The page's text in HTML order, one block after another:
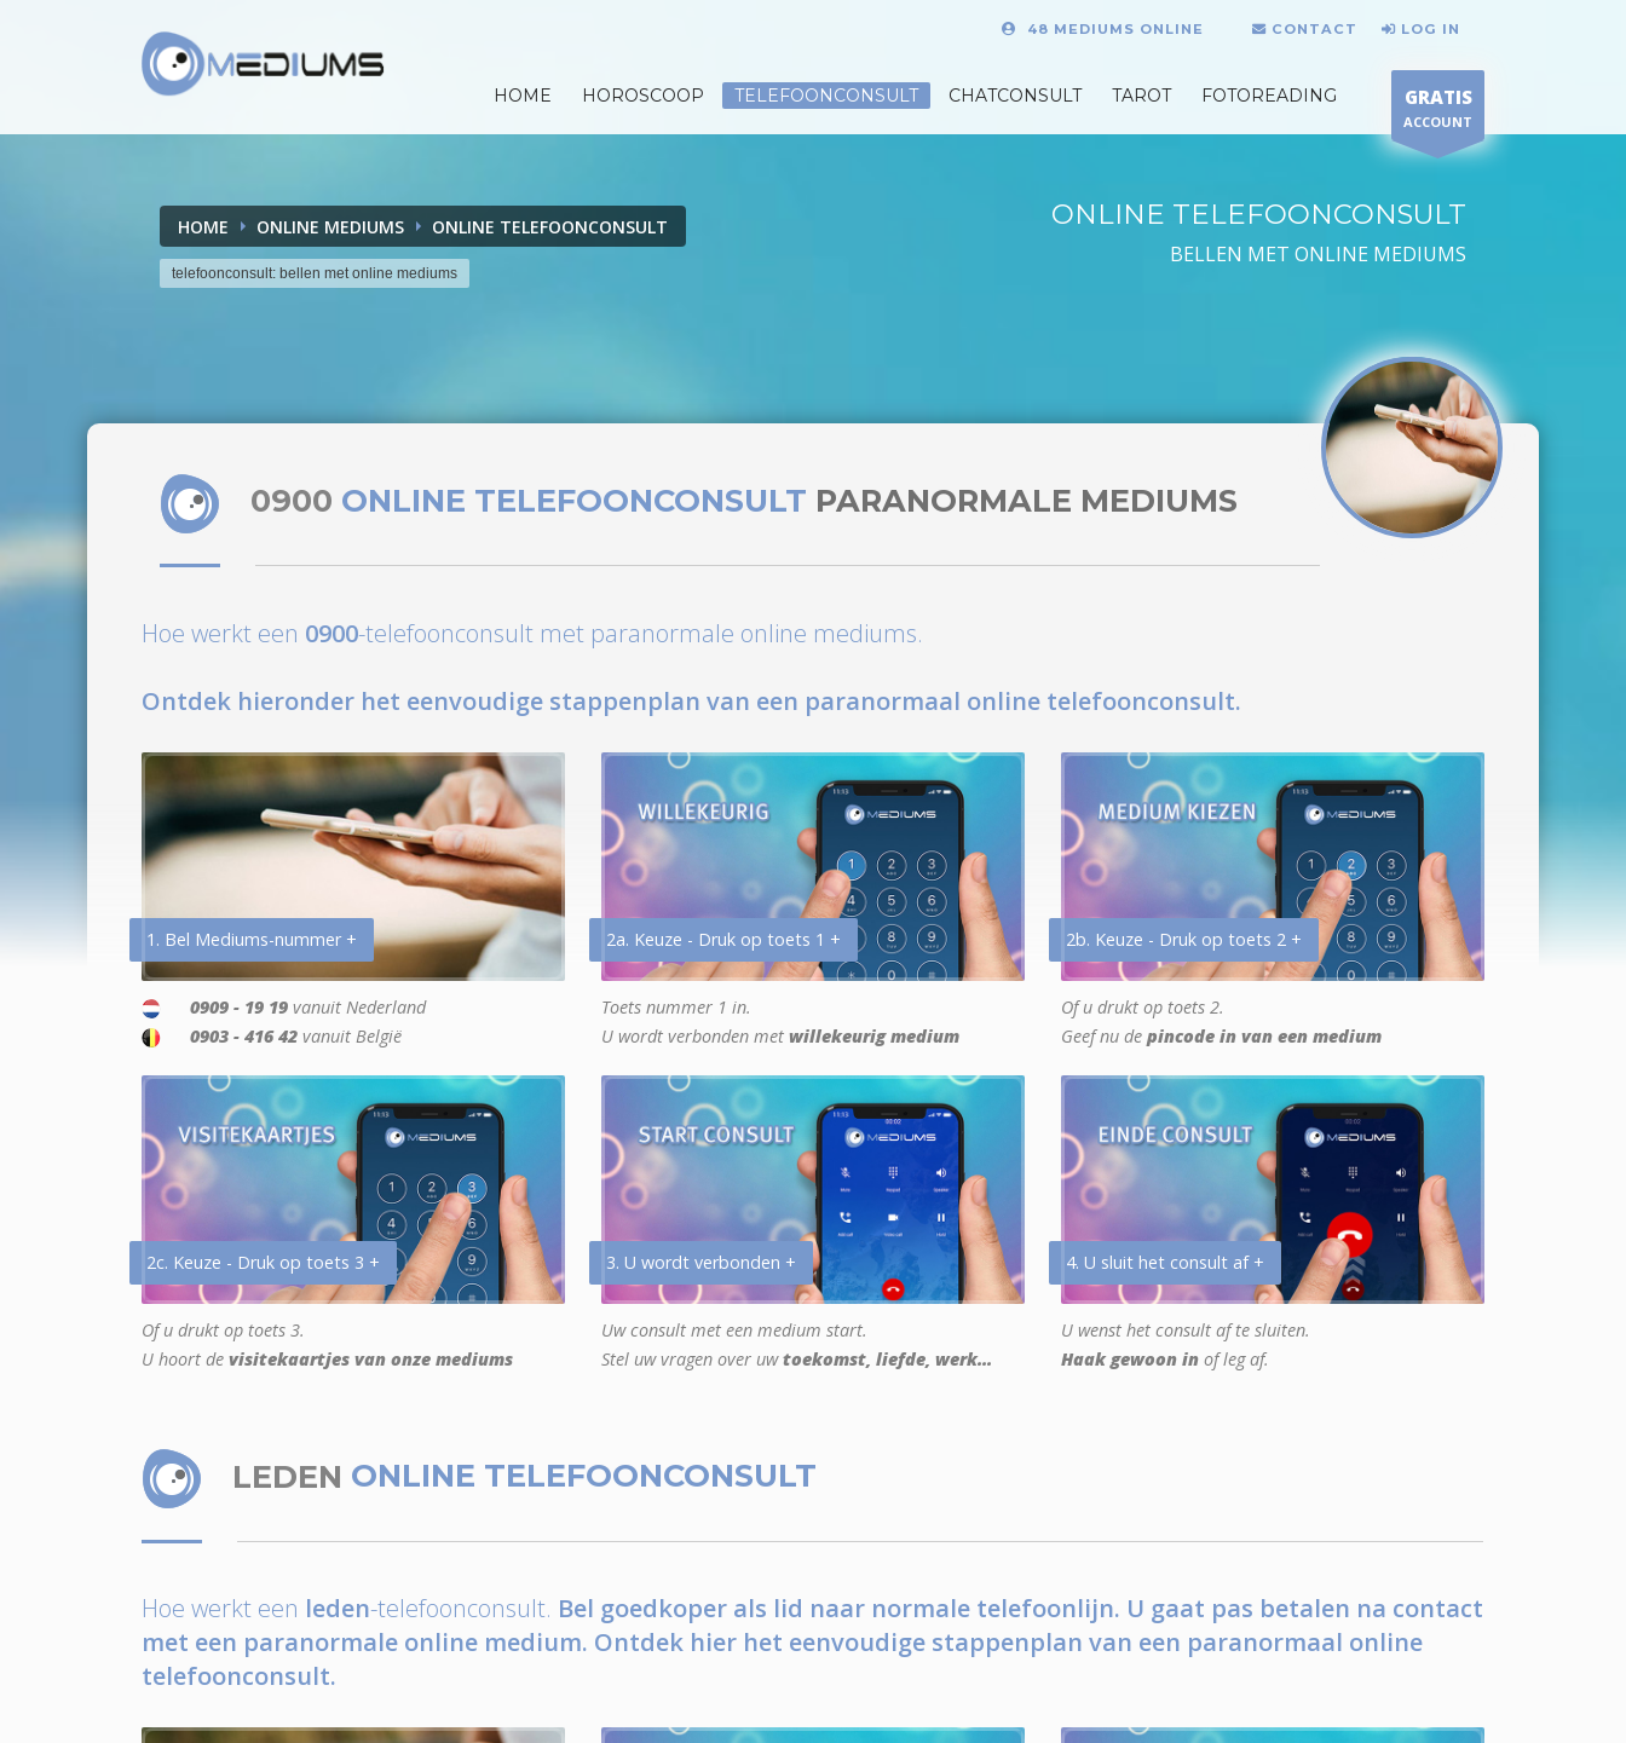
48 MEDIUMS ONLINE CONTACT LOG IN
HOME HOROSCOOP TELEFOONCONSULT CHATCONSULT TAROT FOTOREADING GRATIS
ACCOUNT
HOME ONLINE MEDIUMS ONLINE TELEFOONCONSULT
telefoonconsult: bellen met online mediums
ONLINE TELEFOONCONSULT
BELLEN MET ONLINE MEDIUMS
0900 ONLINE TELEFOONCONSULT PARANORMALE MEDIUMS
Hoe werkt een 0900-telefoonconsult met paranormale online mediums.
Ontdek hieronder het eenvoudige stappenplan van een paranormaal online telefoonconsult.
1. Bel Mediums-nummer +
0909 - 19 19 vanuit Nederland
0903 - 416 42 vanuit België
2a. Keuze - Druk op toets 1 +
Toets nummer 1 in.
U wordt verbonden met willekeurig medium
2b. Keuze - Druk op toets 2 +
Of u drukt op toets 2.
Geef nu de pincode in van een medium
2c. Keuze - Druk op toets 3 +
Of u drukt op toets 3.
U hoort de visitekaartjes van onze mediums
3. U wordt verbonden +
Uw consult met een medium start.
Stel uw vragen over uwtoekomst, liefde, werk...
4. U sluit het consult af +
U wenst het consult af te sluiten.
Haak gewoon in of leg af.
LEDEN ONLINE TELEFOONCONSULT
Hoe werkt een leden-telefoonconsult. Bel goedkoper als lid naar normale telefoonlijn. U gaat pas betalen na contact
met een paranormale online medium. Ontdek hier het eenvoudige stappenplan van een paranormaal online
telefoonconsult.